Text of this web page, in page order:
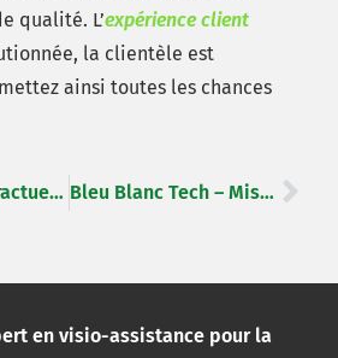
qualité. L’expérience client
la clientèle est
ainsi toutes les chances
Assistance contractuelle à distance : pourquoi choisir Speakylink ? Bleu Blanc Tech – Mise en lumière des Technologies de l’Information et de Communication par la Frecnch Tech de Montréal
en visio-assistance pour la